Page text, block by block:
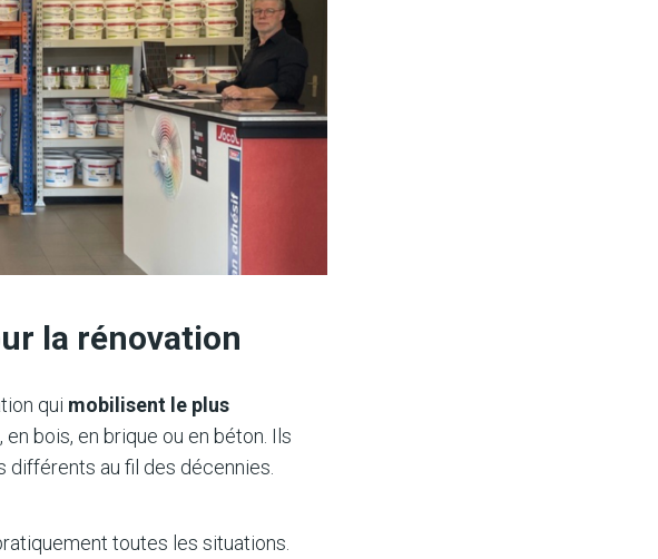
la rénovation
qui mobilisent le plus
bois, en brique ou en béton. Ils
au fil des décennies.
toutes les situations.